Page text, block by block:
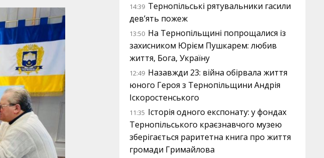
14:39 Тернопільські рятувальники гасили
дев’ять пожеж
13:50 На Тернопільщині попрощалися із
захисником Юрієм Пушкарем: любив
життя, Бога, Україну
12:49 Назавжди 23: війна обірвала життя
юного Героя з Тернопільщини Андрія
Іскоростенського
11:35 Історія одного експонату: у фондах
Тернопільського краєзнавчого музею
зберігається раритетна книга про життя
громади Гримайлова